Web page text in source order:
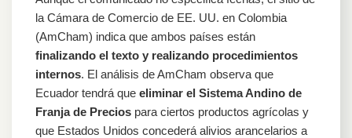
la Cámara de Comercio de EE. UU. en Colombia
(AmCham) indica que ambos países están
finalizando el texto y realizando procedimientos
internos. El análisis de AmCham observa que
Ecuador tendrá que eliminar el Sistema Andino de
Franja de Precios para ciertos productos agrícolas y
que Estados Unidos concederá alivios arancelarios a